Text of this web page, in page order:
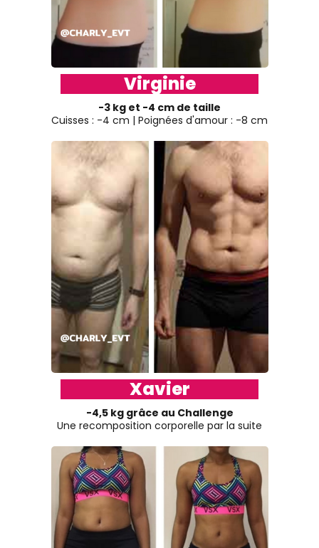
Virginie
-3 kg et -4 cm de taille
Cuisses : -4 cm | Poignées d'amour : -8 cm
Xavier
-4,5 kg grâce au Challenge
Une recomposition corporelle par la suite